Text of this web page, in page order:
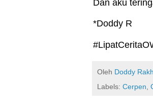
Dan aku
*Doddy R
Oleh Doddy
Labels: Cerpen